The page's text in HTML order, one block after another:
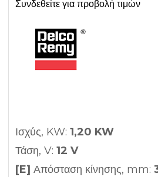
Συνδεθείτε για προβολή τιμών
Ισχύς, KW: 1,20 KW
Τάση, V: 12 V
[E] Απόσταση κίνησης, mm: